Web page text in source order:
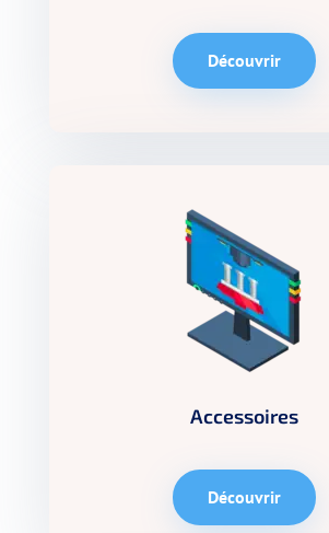
Découvrir
Accessoires
Découvrir